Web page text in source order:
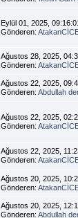
Eylül 01, 2025,
Gönderen:
Ağustos 28, 2025,
Gönderen:
Ağustos 22, 2025,
Gönderen:Abdullah
Ağustos 22, 2025,
Gönderen:
Ağustos 22, 2025,
Gönderen:
Ağustos 20, 2025,
Gönderen:
Ağustos 20, 2025,
Gönderen:Abdullah